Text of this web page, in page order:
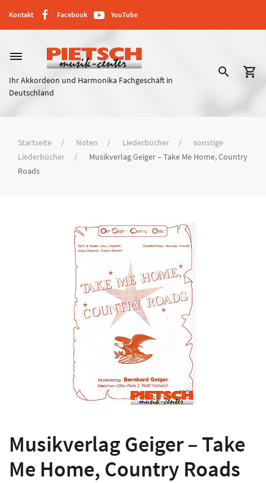
Kontakt Facebook YouTube
dehaze
Ihr Akkordeon und Harmonika Fachgeschäft in
Deutschland
search shopping_cart
Startseite Noten Liederbücher
sonstige
Liederbücher
Musikverlag Geiger – Take Me Home, Country
Roads
Musikverlag Geiger – Take
Me Home, Country Roads